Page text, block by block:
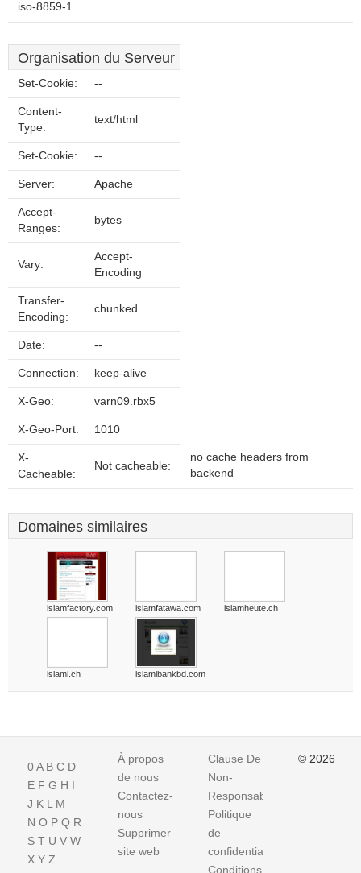
iso-8859-1
Organisation du Serveur
Set-Cookie: --
Content-
Type:
text/html
Set-Cookie: --
Server: Apache
Accept-
Ranges:
bytes
Vary:
Accept-
Encoding
Transfer-
Encoding:
chunked
Date: --
Connection: keep-alive
X-Geo: varn09.rbx5
X-Geo-Port: 1010
X-
Cacheable:
Not cacheable:
no cache headers from
backend
Domaines similaires
islamfactory.com islamfatawa.com islamheute.ch
islami.ch islamibankbd.com
0A B C D
E F G H I
J K L M
N O P Q R
S T U V W
X Y Z
À propos
de nous
Contactez-
nous
Supprimer
site web
Clause De
Non-
Responsabilite
Politique
de
confidentialité
Conditions
© 2026